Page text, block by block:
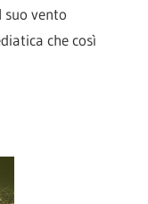
suo vento
che così